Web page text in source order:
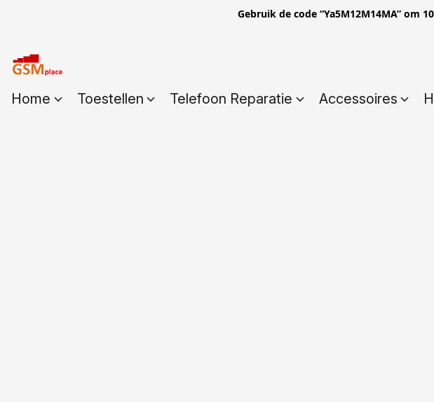
Gebruik de code “Ya5M12M14MA” om
Home Toestellen Telefoon Reparatie Accessoires